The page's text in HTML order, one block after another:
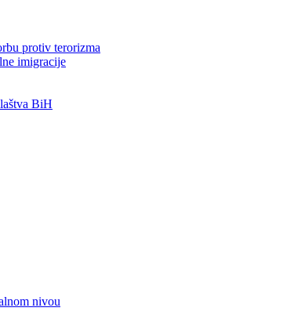
protiv terorizma
imigracije
BiH
nivou